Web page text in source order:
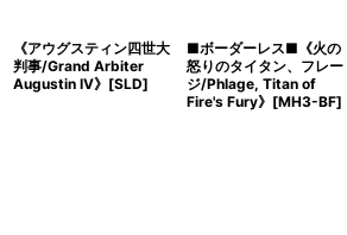
《アウグスティン四世大
判事/Grand Arbiter
Augustin IV》[SLD]
■ボーダーレス■《火の
怒りのタイタン、フレー
ジ/Phlage, Titan of
Fire's Fury》[MH3-BF]